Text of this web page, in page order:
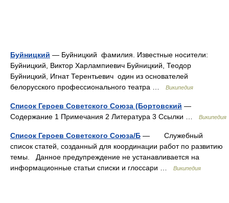
Буйницкий — Буйницкий фамилия. Известные носители:
Буйницкий, Виктор Харлампиевич Буйницкий, Теодор
Буйницкий, Игнат Терентьевич один из основателей
белорусского профессионального театра …
Википедия
Список Героев Советского Союза (Бортовский —
Содержание 1 Примечания 2 Литература 3 Ссылки …
Википедия
Список Героев Советского Союза/Б — Служебный
список статей, созданный для координации работ по развитию
темы. Данное предупреждение не устанавливается на
информационные статьи списки и глоссари …
Википедия